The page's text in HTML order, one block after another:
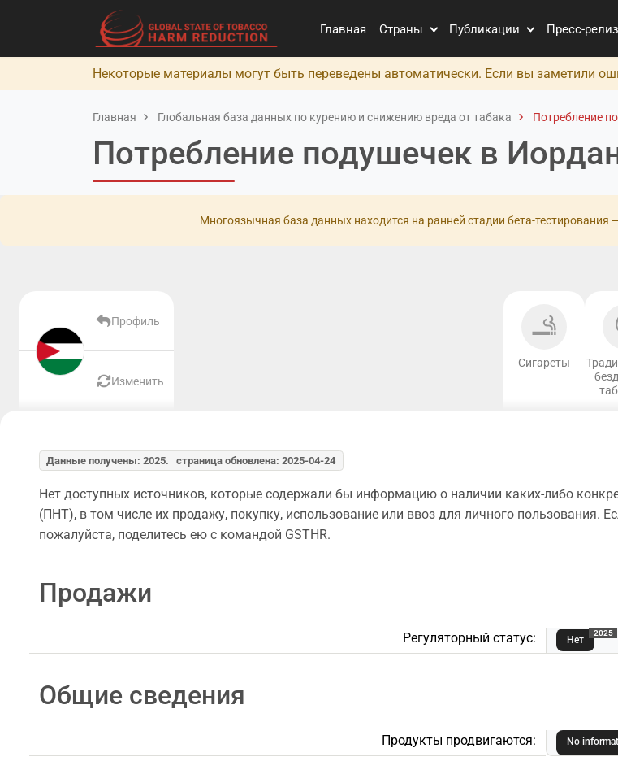
Главная Страны Публикации Пресс-
Некоторые материалы могут быть переведены автоматически. Если вы заметили
Главная Глобальная база данных по курению и снижению вреда от табака Потребление
Потребление подушечек в
Многоязычная база данных находится на ранней стадии бета-
Профиль
Изменить
Сигареты
Данные получены: 2025. страница обновлена: 2025-04-24
Нет доступных источников, которые содержали бы информацию о наличии каких-либо
(ПНТ), в том числе их продажу, покупку, использование или ввоз для личного пользования.
пожалуйста, поделитесь ею с командой GSTHR.
Продажи
Регуляторный статус: Нет
2025
Общие сведения
Продукты продвигаются: No